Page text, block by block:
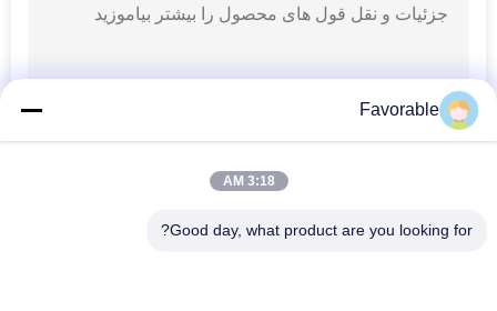
Favorable
3:18 AM
Good day, what product are you looking for?